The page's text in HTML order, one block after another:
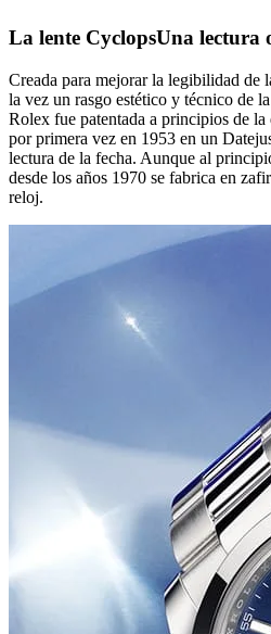
La lente CyclopsUna lectura
Creada para mejorar la legibilidad de
la vez un rasgo estético y técnico de
Rolex fue patentada a principios de la
por primera vez en 1953 en un
lectura de la fecha. Aunque al
desde los años 1970 se fabrica en
reloj.